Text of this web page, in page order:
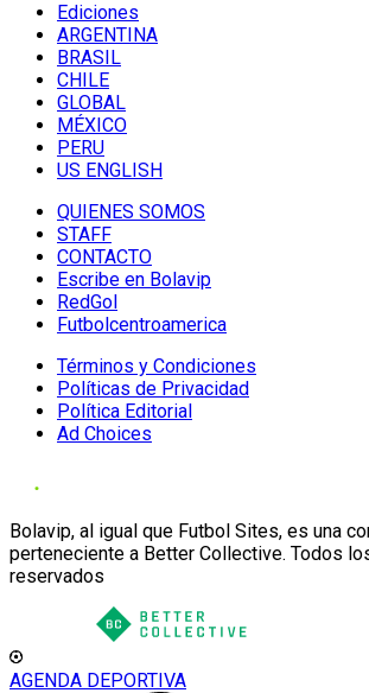
Ediciones
ARGENTINA
BRASIL
CHILE
GLOBAL
MÉXICO
PERU
US ENGLISH
QUIENES SOMOS
STAFF
CONTACTO
Escribe en Bolavip
RedGol
Futbolcentroamerica
Términos y Condiciones
Políticas de Privacidad
Política Editorial
Ad Choices
Bolavip, al igual que Futbol Sites, es una
perteneciente a Better Collective. Todos
reservados
AGENDA DEPORTIVA